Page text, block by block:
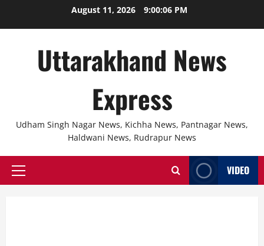
August 11, 2026 9:00:06 PM
Uttarakhand News
Express
Udham Singh Nagar News, Kichha News, Pantnagar News,
Haldwani News, Rudrapur News
Primary
VIDEO